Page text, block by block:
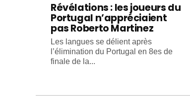
Révélations : les joueurs du
Portugal n’appréciaient
pas Roberto Martinez
Les langues se délient après
l’élimination du Portugal en 8es de
finale de la...